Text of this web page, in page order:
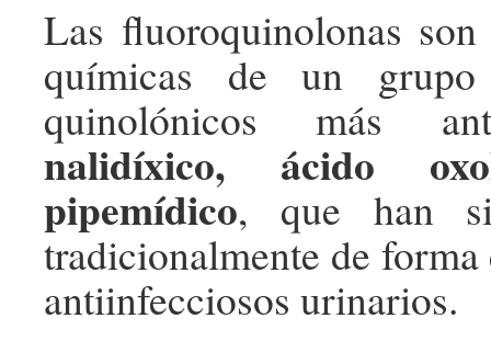
Las fluoroquinolonas
químicas de un
quinolónicos más
nalidíxico, ácido
pipemídico, que han
tradicionalmente de
antiinfecciosos urinarios.